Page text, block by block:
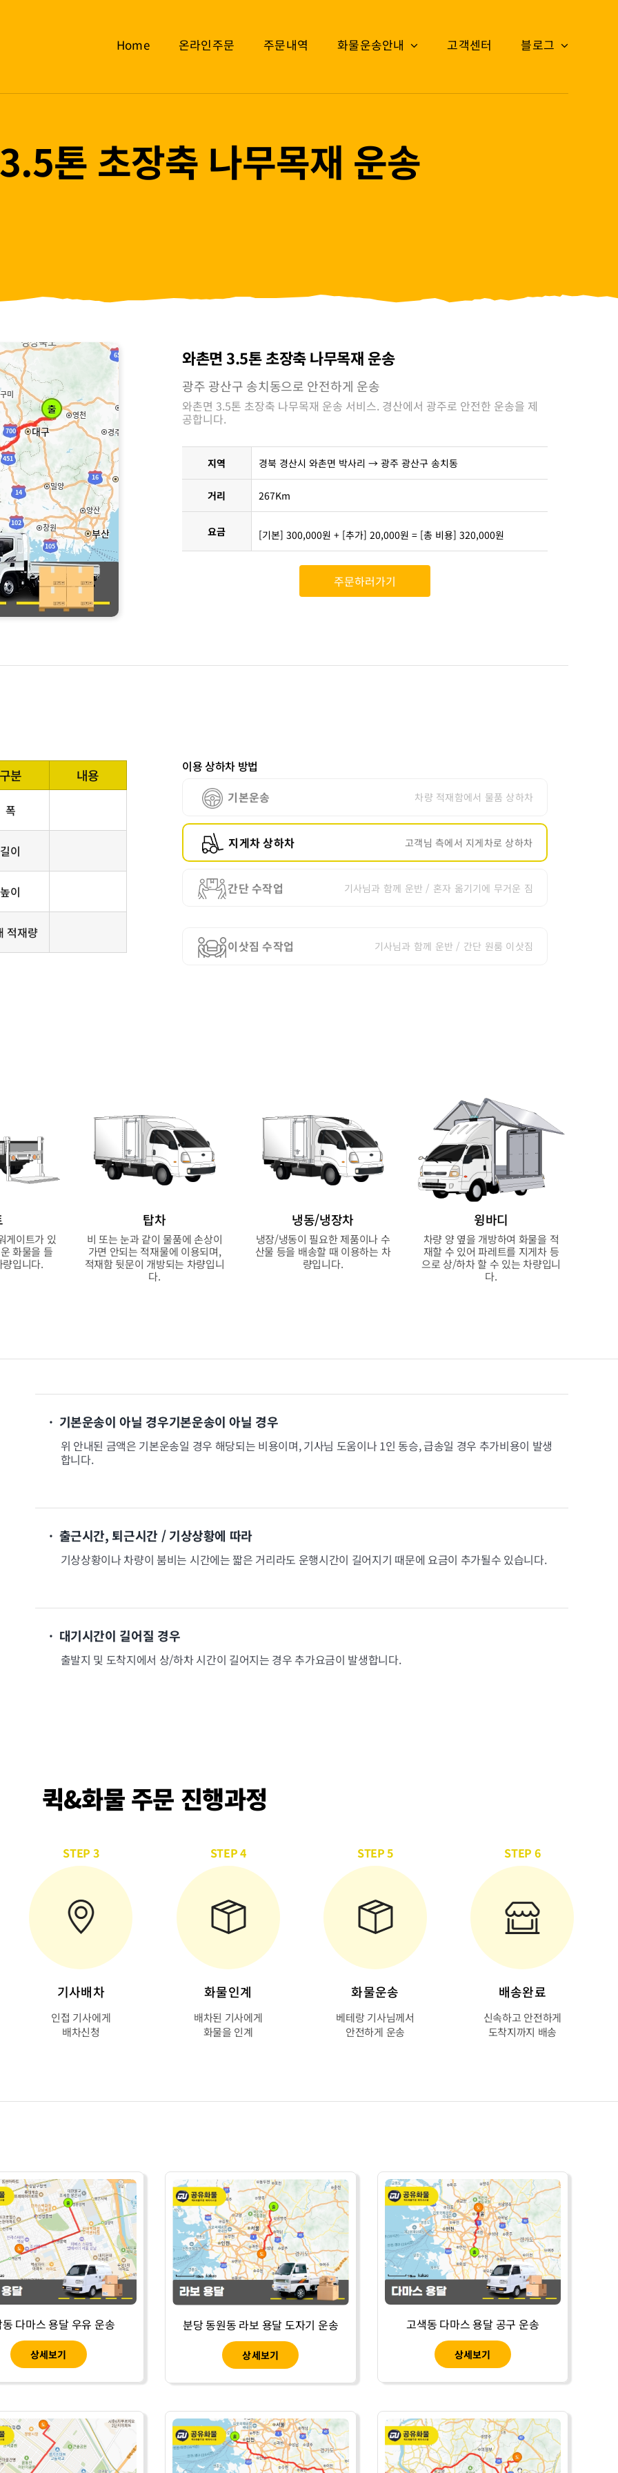
Home 온라인주문 주문내역 화물운송안내 고객센터 블로그
톤 초장축 나무목재 운송
와촌면 3.5톤 초장축 나무목재 운송
광주 광산구 송치동으로 안전하게 운송
와촌면 3.5톤 초장축 나무목재 운송 서비스. 경산에서 광주로 안전한 운송을 제
공합니다.
지역 경북 경산시 와촌면 박사리 → 광주 광산구 송치동
거리 267Km
요금 [기본] 300,000원 + [추가] 20,000원 = [총 비용] 320,000원
주문하러가기
구분 내용
폭
길이
높이
적재량
이용 상하차 방법
기본운송
차량 적재함에서 물품 상하차
지게차 상하차 고객님 측에서 지게차로 상하차
간단 수작업 기사님과 함께 운반 / 혼자 옮기기에 무거운 짐
이삿짐 수작업 기사님과 함께 운반 / 간단 원룸 이삿짐
게이트가 있
화물을 들
입니다.
탑차
비 또는 눈과 같이 물품에 손상이
가면 안되는 적재물에 이용되며,
적재함 뒷문이 개방되는 차량입니
다.
냉동/냉장차
냉장/냉동이 필요한 제품이나 수
산물 등을 배송할 때 이용하는 차
량입니다.
윙바디
차량 양 옆을 개방하여 화물을 적
재할 수 있어 파레트를 지게차 등
으로 상/하차 할 수 있는 차량입니
다.
· 기본운송이 아닐 경우기본운송이 아닐 경우
위 안내된 금액은 기본운송일 경우 해당되는 비용이며, 기사님 도움이나 1인 동승, 급송일 경우 추가비용이 발생
합니다.
· 출근시간, 퇴근시간 / 기상상황에 따라
기상상황이나 차량이 붐비는 시간에는 짧은 거리라도 운행시간이 길어지기 때문에 요금이 추가될수 있습니다.
· 대기시간이 길어질 경우
출발지 및 도착지에서 상/하차 시간이 길어지는 경우 추가요금이 발생합니다.
퀵&화물 주문 진행과정
STEP 3
기사배차
인접 기사에게
배차신청
STEP 4
화물인계
배차된 기사에게
화물을 인계
STEP 5
화물운송
베테랑 기사님께서
안전하게 운송
STEP 6
배송완료
신속하고 안전하게
도착지까지 배송
다마스 용달 우유 운송
상세보기
분당 동원동 라보 용달 도자기 운송
상세보기
고색동 다마스 용달 공구 운송
상세보기